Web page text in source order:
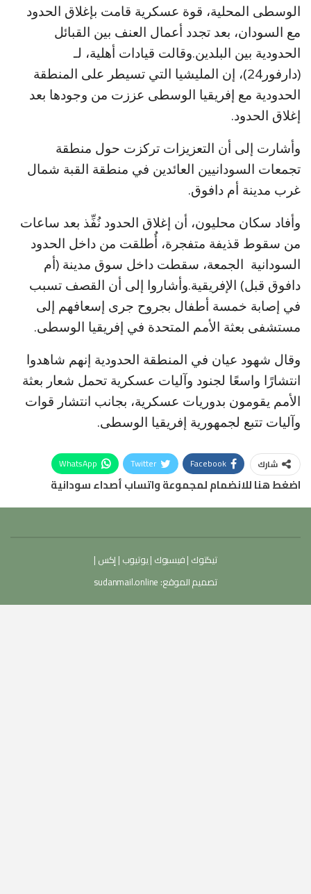
الوسطى المحلية، قوة عسكرية قامت بإغلاق الحدود
مع السودان، بعد تجدد أعمال العنف بين القبائل
الحدودية بين البلدين.وقالت قيادات أهلية، لـ
(دارفور24)، إن المليشيا التي تسيطر على المنطقة
الحدودية مع إفريقيا الوسطى عززت من وجودها بعد
إغلاق الحدود.
وأشارت إلى أن التعزيزات تركزت حول منطقة
تجمعات السودانيين العائدين في منطقة القبة شمال
غرب مدينة أم دافوق.
وأفاد سكان محليون، أن إغلاق الحدود نُفِّذ بعد ساعات
من سقوط قذيفة متفجرة، أُطلقت من داخل الحدود
السودانية الجمعة، سقطت داخل سوق مدينة (أم
دافوق قبل) الإفريقية.وأشاروا إلى أن القصف تسبب
في إصابة خمسة أطفال بجروح جرى إسعافهم إلى
مستشفى بعثة الأمم المتحدة في إفريقيا الوسطى.
وقال شهود عيان في المنطقة الحدودية إنهم شاهدوا
انتشارًا واسعًا لجنود وآليات عسكرية تحمل شعار بعثة
الأمم يقومون بدوريات عسكرية، بجانب انتشار قوات
وآليات تتبع لجمهورية إفريقيا الوسطى.
شارك Facebook
Twitter
WhatsApp
اضغط هنا للانضمام لمجموعة واتساب أصداء سودانية
تيكتوك |فيسبوك |يوتيوب |إكس |
تصميم الموقع: sudanmail.online